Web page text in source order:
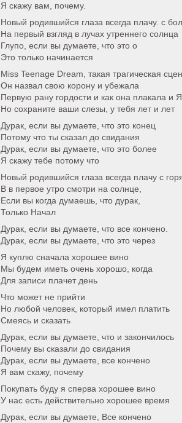
Я скажу вам, почему.
Новый родившийся глаза всегда плачу. с
На первый взгляд в лучах утреннего солнца
Глупо, если вы думаете, что это о
Это только начинается
Miss Teenage Dream, такая трагическая
Он назвал свою корону и убежала
Первую рану гордости и как она плакала и
Но сохраните ваши слезы, у тебя лет и лет
Дурак, если вы думаете, что это конец
Потому что ты сказал до свидания
Дурак, если вы думаете, что это более
Я скажу тебе потому что
Новый родившийся глаза всегда плачу с
В в первое утро смотри на солнце,
Если вы когда думаешь, что дурак,
Только Начал
Дурак, если вы думаете, что все кончено.
Дурак, если вы думаете, что это через
Я куплю сначала хорошее вино
Мы будем иметь очень хорошо, когда
Для записи плачет день
Что может не прийти
Но любой человек, который имел платить
Смеясь и сказать
Дурак, если вы думаете, что и закончилось
Почему вы сказали до свидания
Дурак, если вы думаете, все кончено
Я вам скажу, почему
Покупать буду я сперва хорошее вино
У нас есть действительно хорошее время
Дурак, если вы думаете, Все кончено